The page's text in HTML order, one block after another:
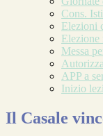
Cons.
Elezioni
Elezione
Messa
APP a
Inizio
Il Casale